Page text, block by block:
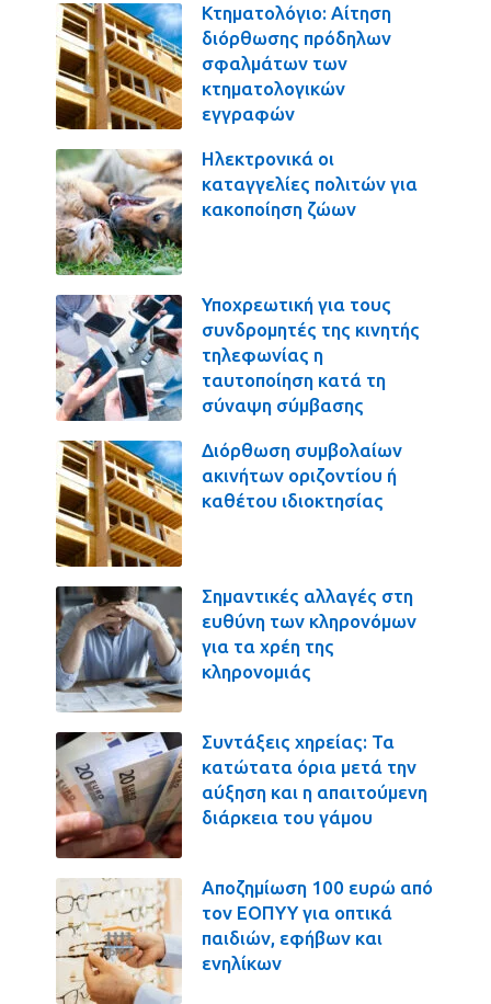
Κτηματολόγιο: Αίτηση
διόρθωσης πρόδηλων
σφαλμάτων των
κτηματολογικών
εγγραφών
Ηλεκτρονικά οι
καταγγελίες πολιτών για
κακοποίηση ζώων
Υποχρεωτική για τους
συνδρομητές της κινητής
τηλεφωνίας η
ταυτοποίηση κατά τη
σύναψη σύμβασης
Διόρθωση συμβολαίων
ακινήτων οριζοντίου ή
καθέτου ιδιοκτησίας
Σημαντικές αλλαγές στη
ευθύνη των κληρονόμων
για τα χρέη της
κληρονομιάς
Συντάξεις χηρείας: Τα
κατώτατα όρια μετά την
αύξηση και η απαιτούμενη
διάρκεια του γάμου
Αποζημίωση 100 ευρώ από
τον ΕΟΠΥΥ για οπτικά
παιδιών, εφήβων και
ενηλίκων